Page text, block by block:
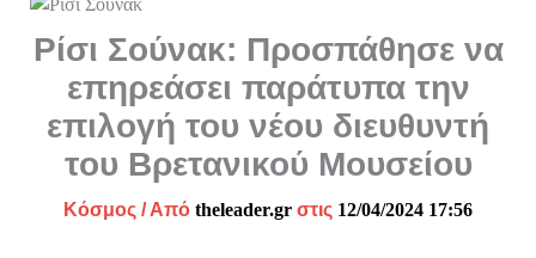
Ρίσι Σούνακ: Προσπάθησε να
επηρεάσει παράτυπα την
επιλογή του νέου διευθυντή
του Βρετανικού Μουσείου
Κόσμος / Από theleader.gr στις 12/04/2024 17:56